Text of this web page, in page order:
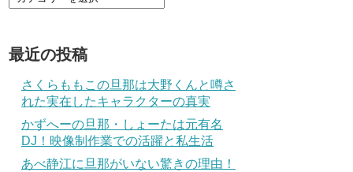
最近の投稿
さくらももこの旦那は大野くんと噂さ
れた実在したキャラクターの真実
かずへーの旦那・しょーたは元有名
DJ！映像制作業での活躍と私生活
あべ静江に旦那がいない驚きの理由！